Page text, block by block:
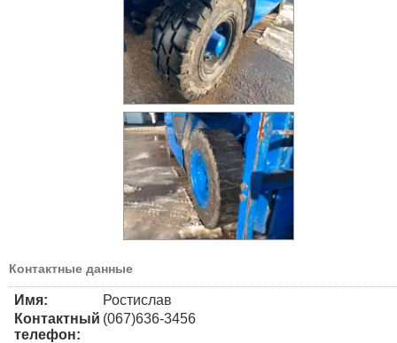
Контактные данные
Имя:
Ростислав
Контактный
телефон:
(067)636-3456